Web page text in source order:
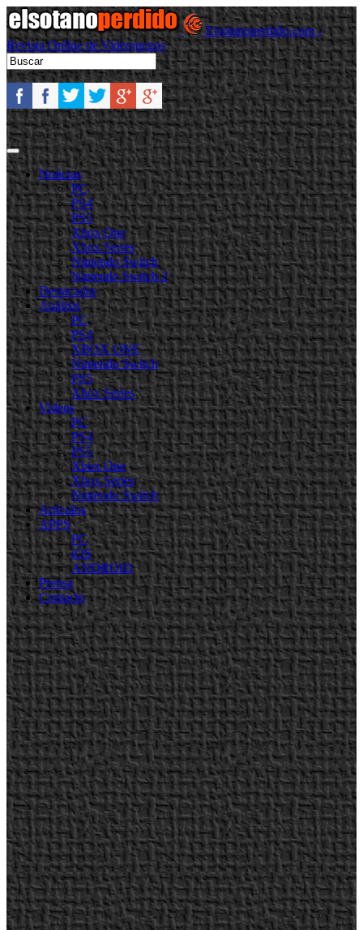
Elsotanoperdido.com -
Revista Online de Videojuegos
Noticias
PC
PS4
PS5
Xbox One
Xbox Series
Nintendo Switch
Nintendo Switch 2
Destacadas
Análisis
PC
PS4
XBOX ONE
Nintendo Switch
PS5
Xbox Series
Videos
PC
PS4
PS5
Xbox One
Xbox Series
Nintendo Switch
Artículos
APPS
PC
iOS
ANDROID
Prensa
Contacto